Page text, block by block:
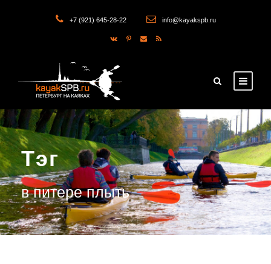
+7 (921) 645-28-22 info@kayakspb.ru
Тэг
в питере плыть